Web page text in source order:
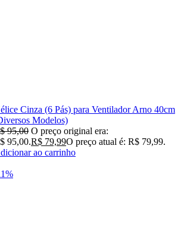
Cinza (6 Pás) para Ventilador Arno 40cm
Modelos)
95,00 O preço original era:
95,00.R$ 79,99O preço atual é: R$ 79,99.
ao carrinho